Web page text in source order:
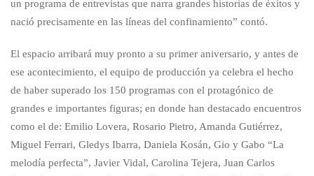
un programa de entrevistas que narra grandes historias de éxitos y
nació precisamente en las líneas del confinamiento” contó.
El espacio arribará muy pronto a su primer aniversario, y antes de
ese acontecimiento, el equipo de producción ya celebra el hecho
de haber superado los 150 programas con el protagónico de
grandes e importantes figuras; en donde han destacado encuentros
como el de: Emilio Lovera, Rosario Pietro, Amanda Gutiérrez,
Miguel Ferrari, Gledys Ibarra, Daniela Kosán, Gio y Gabo “La
melodía perfecta”, Javier Vidal, Carolina Tejera, Juan Carlos